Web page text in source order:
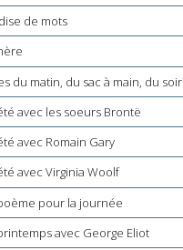
de mots
du matin, du sac à main, du soir
avec les soeurs Brontë
avec Romain Gary
avec Virginia Woolf
pour la journée
avec George Eliot